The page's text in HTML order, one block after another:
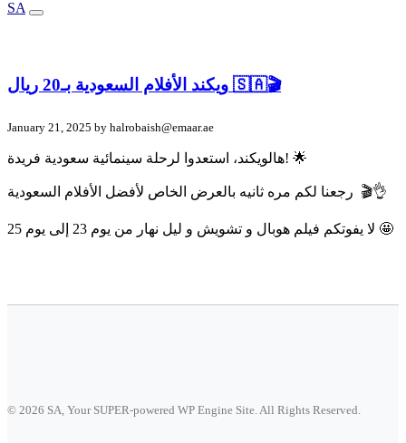
SA
ويكند الأفلام السعودية بـ20 ريال 🇸🇦🎬
January 21, 2025 by halrobaish@emaar.ae
هالويكند، استعدوا لرحلة سينمائية سعودية فريدة! 🌟
رجعنا لكم مره ثانيه بالعرض الخاص لأفضل الأفلام السعودية 🎬👌
لا يفوتكم فيلم هوبال و تشويش و ليل نهار من يوم 23 إلى يوم 25 🤩
© 2026 SA, Your SUPER-powered WP Engine Site. All Rights Reserved.